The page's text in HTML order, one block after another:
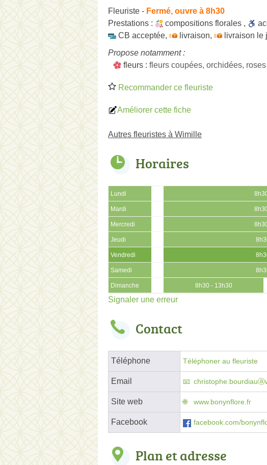
Fleuriste - Fermé, ouvre à 8h30
Prestations :
compositions florales ,
CB acceptée, livraison, livraison le
Propose notamment :
fleurs : fleurs coupées, orchidées, roses
Recommander ce fleuriste
Améliorer cette fiche
Autres fleuristes à Wimille
Horaires
Lundi
Mardi
Mercredi
Jeudi
Vendredi
Samedi
Dimanche 8h30 - 13h30
Signaler une erreur
Contact
Téléphone Téléphoner au fleuriste
Email
Site web www.bonynflore.fr
Facebook facebook.com/
Plan et adresse